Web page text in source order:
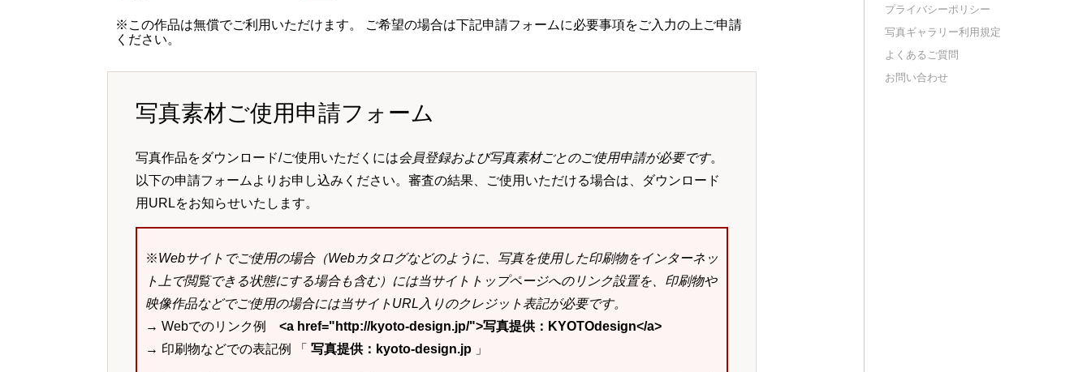
※この作品は無償でご利用いただけます。 ご希望の場合は下記申請フォームに必要事項をご入力の上ご申請
ください。
写真素材ご使用申請フォーム
写真作品をダウンロード/ご使用いただくには会員登録および写真素材ごとのご使用申請が必要です。
以下の申請フォームよりお申し込みください。審査の結果、ご使用いただける場合は、ダウンロード
用URLをお知らせいたします。
※Webサイトでご使用の場合（Webカタログなどのように、写真を使用した印刷物をインターネッ
ト上で閲覧できる状態にする場合も含む）には当サイトトップページへのリンク設置を、印刷物や
映像作品などでご使用の場合には当サイトURL入りのクレジット表記が必要です。
→ Webでのリンク例 <a href="http://kyoto-design.jp/">写真提供：KYOTOdesign</a>
→ 印刷物などでの表記例 「 写真提供：kyoto-design.jp 」
プライバシーポリシー
写真ギャラリー利用規定
よくあるご質問
お問い合わせ